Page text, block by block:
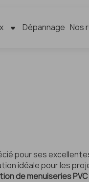
Dépannage Nos
pour ses
idéale pour les
de menuiseries PVC